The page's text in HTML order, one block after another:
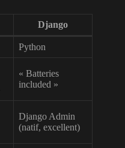
Django
Python
« Batteries
included »
Django Admin
(natif, excellent)